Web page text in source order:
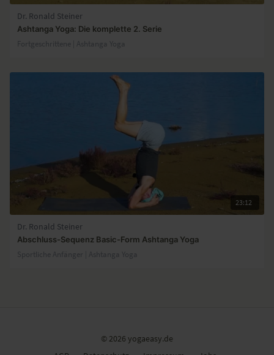
Dr. Ronald Steiner
Ashtanga Yoga: Die komplette 2. Serie
Fortgeschrittene | Ashtanga Yoga
23:12
Dr. Ronald Steiner
Abschluss-Sequenz Basic-Form Ashtanga Yoga
Sportliche Anfänger | Ashtanga Yoga
© 2026 yogaeasy.de